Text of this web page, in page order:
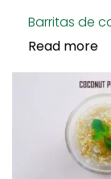
Barritas de
Read more